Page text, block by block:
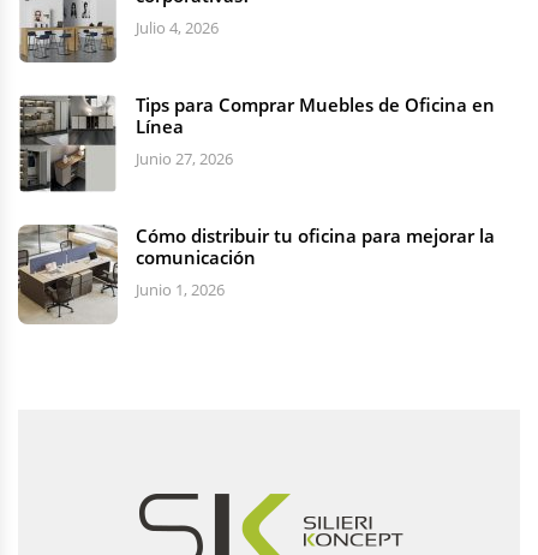
Julio 4, 2026
Tips para Comprar Muebles de Oficina en
Línea
Junio 27, 2026
Cómo distribuir tu oficina para mejorar la
comunicación
Junio 1, 2026